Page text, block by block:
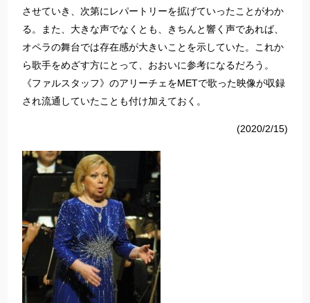
させていき、次第にレパートリーを拡げていったことがわか
る。また、大きな声でなくとも、きちんと響く声であれば、
オペラの舞台では存在感が大きいことを示していた。これか
ら歌手をめざす方にとって、おおいに参考になるだろう。
《ファルスタッフ》のアリーチェをMETで歌った映像が収録
され流通していたことも付け加えておく。
(2020/2/15)